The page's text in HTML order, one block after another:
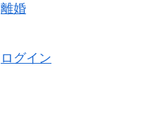
離婚
ログイン